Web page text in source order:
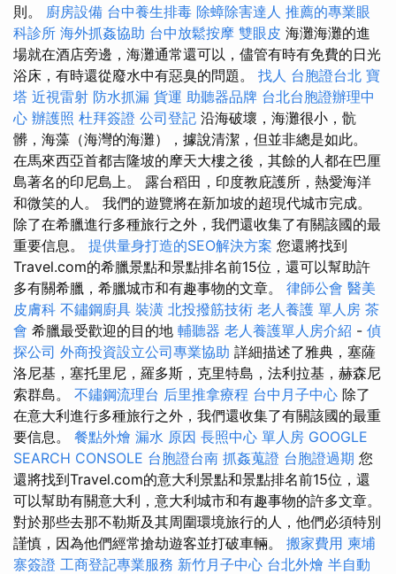
則。 廚房設備 台中養生排毒 除蟑除害達人 推薦的專業眼
科診所 海外抓姦協助 台中放鬆按摩 雙眼皮 海灘海灘的進
場就在酒店旁邊，海灘通常還可以，儘管有時有免費的日光
浴床，有時還從廢水中有惡臭的問題。 找人 台胞證台北 寶
塔 近視雷射 防水抓漏 貨運 助聽器品牌 台北台胞證辦理中
心 辦護照 杜拜簽證 公司登記 沿海破壞，海灘很小，骯
髒，海藻（海灣的海灘），據說清潔，但並非總是如此。
在馬來西亞首都吉隆坡的摩天大樓之後，其餘的人都在巴厘
島著名的印尼島上。 露台稻田，印度教庇護所，熱愛海洋
和微笑的人。 我們的遊覽將在新加坡的超現代城市完成。
除了在希臘進行多種旅行之外，我們還收集了有關該國的最
重要信息。 提供量身打造的SEO解決方案 您還將找到
Travel.com的希臘景點和景點排名前15位，還可以幫助許
多有關希臘，希臘城市和有趣事物的文章。 律師公會 醫美
皮膚科 不鏽鋼廚具 裝潢 北投撥筋技術 老人養護 單人房 茶
會 希臘最受歡迎的目的地 輔聽器 老人養護單人房介紹 - 偵
探公司 外商投資設立公司專業協助 詳細描述了雅典，塞薩
洛尼基，塞托里尼，羅多斯，克里特島，法利拉基，赫森尼
索群島。 不鏽鋼流理台 后里推拿療程 台中月子中心 除了
在意大利進行多種旅行之外，我們還收集了有關該國的最重
要信息。 餐點外燴 漏水 原因 長照中心 單人房 GOOGLE
SEARCH CONSOLE 台胞證台南 抓姦蒐證 台胞證過期 您
還將找到Travel.com的意大利景點和景點排名前15位，還
可以幫助有關意大利，意大利城市和有趣事物的許多文章。
對於那些去那不勒斯及其周圍環境旅行的人，他們必須特別
謹慎，因為他們經常搶劫遊客並打破車輛。 搬家費用 柬埔
寨簽證 工商登記專業服務 新竹月子中心 台北外燴 半自動